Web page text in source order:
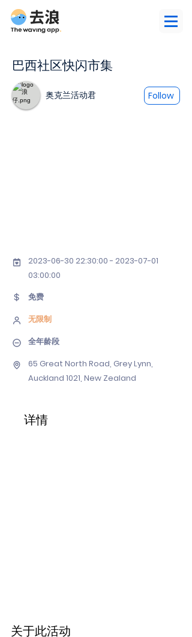
巴西社区快闪市集
奥克兰活动君 Follow
2023-06-30 22:30:00 - 2023-07-01
03:00:00
免费
无限制
全年龄段
65 Great North Road, Grey Lynn,
Auckland 1021, New Zealand
详情
关于此活动